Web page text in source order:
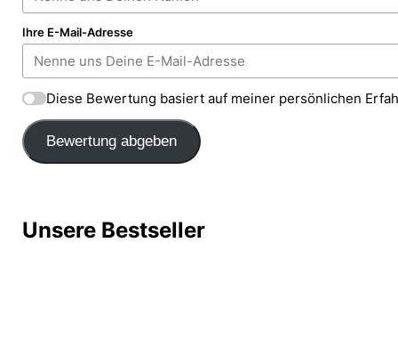
Ihre E-Mail-Adresse
Diese Bewertung basiert auf meiner persönlichen
Bewertung abgeben
Unsere Bestseller